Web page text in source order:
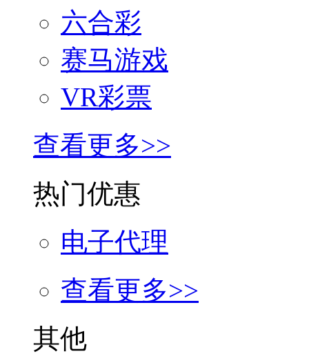
六合彩
赛马游戏
VR彩票
查看更多>>
热门优惠
电子代理
查看更多>>
其他